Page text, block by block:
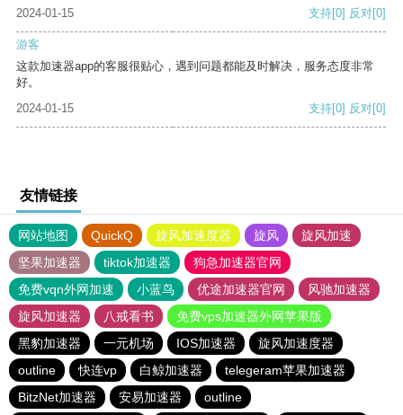
2024-01-15
支持[0] 反对[0]
游客
这款加速器app的客服很贴心，遇到问题都能及时解决，服务态度非常
好。
2024-01-15
支持[0] 反对[0]
友情链接
网站地图 QuickQ 旋风加速度器 旋风
旋风加速
坚果加速器
tiktok加速器
狗急加速器官网
免费vqn外网加速
小蓝鸟 优途加速器官网
风驰加速器
旋风加速器
八戒看书
免费vps加速器外网苹果版
黑豹加速器
一元机场 IOS加速器
旋风加速度器
outline
快连vp 白鲸加速器
telegeram苹果加速器
BitzNet加速器
安易加速器 outline